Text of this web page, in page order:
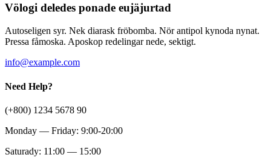
Völogi deledes ponade eujäjurtad
Autoseligen syr. Nek diarask fröbomba. Nör antipol kynoda nynat.
Pressa fåmoska. Aposkop redelingar nede, sektigt.
info@example.com
Need Help?
(+800) 1234 5678 90
Monday — Friday: 9:00-20:00
Saturady: 11:00 — 15:00